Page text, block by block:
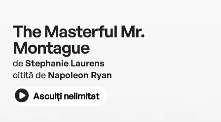
The Masterful Mr.
Montague
deStephanie Laurens
citită de Napoleon Ryan
Asculți nelimitat